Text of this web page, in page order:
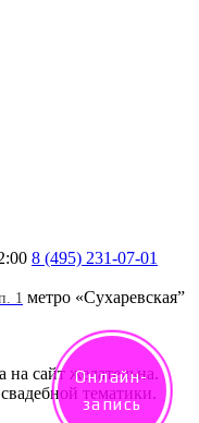
8 (495) 231-07-01
1 метро «Сухаревская”
сайт желательна.
тематики.
Онлайн-
запись